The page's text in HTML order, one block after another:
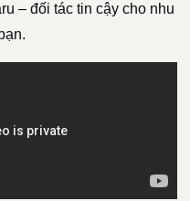
– đối tác tin cậy cho nhu